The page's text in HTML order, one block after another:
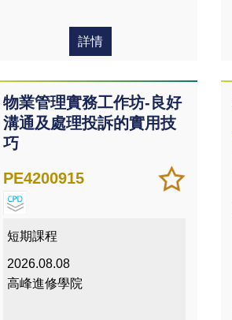
詳情
物業管理實務工作坊-良好
溝通及處理投訴的實用技
巧
加
入/
儲存
課程
PE4200915
短期課程
2026.08.08
高峰進修學院